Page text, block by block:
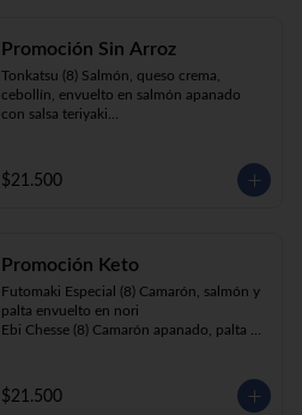
Promoción Sin Arroz
Tonkatsu (8) Salmón, queso crema,
cebollín, envuelto en salmón apanado
con salsa teriyaki
Sake Ebi (8) Camarón, salmón, queso
crema y cebollín envuelto en palta.
$21.500
Promoción Keto
Futomaki Especial (8) Camarón, salmón y
palta envuelto en nori
Ebi Chesse (8) Camarón apanado, palta y
Sake Ebi (8) Camarón, salmón, queso
crema y cebollín envuelto en palta.
$21.500